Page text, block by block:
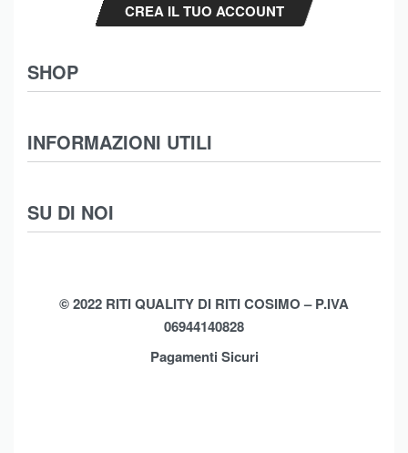
SHOP
Abbigliamento
Intimo
Moda Mare
SU DI NOI
Shop
INFORMAZIONI UTILI
Termini e Condizioni
Spedizioni
Privacy Policy
CREA IL TUO ACCOUNT
© 2022 RITI QUALITY DI RITI COSIMO – P.IVA
06944140828
Pagamenti Sicuri